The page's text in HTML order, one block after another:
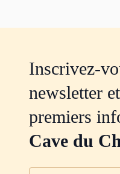
Inscrivez-
newsletter
premiers
Cave du